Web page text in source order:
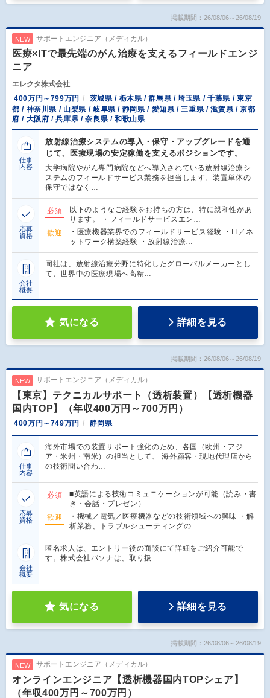
掲載期間：26/08/06～26/08/19
NEW サポートエンジニア（メディカル）
医療×ITで最先端のがん治療を支えるフィールドエンジ
ニア
エレクタ株式会社
400万円～799万円
茨城県 / 栃木県 / 群馬県 / 埼玉県 / 千葉県 / 東京
都 / 神奈川県 / 山梨県 / 岐阜県 / 静岡県 / 愛知県 / 三重県 / 滋賀県 / 京都
府 / 大阪府 / 兵庫県 / 奈良県 / 和歌山県
仕事
内容
放射線治療システムの導入・保守・アップグレードを通
じて、医療現場の安定稼働を支えるポジションです。
大学病院やがん専門病院などへ導入されている放射線治療シ
ステムのフィールドサービス業務を担当します。装置単体の
保守ではなく…
応募
資格
必須
以下のようなご経験をお持ちの方は、特に親和性があ
ります。 ・フィールドサービスエン…
歓迎
・医療機器業界でのフィールドサービス経験 ・IT／ネ
ットワーク構築経験 ・放射線治療…
会社
概要
同社は、放射線治療分野に特化したグローバルメーカーとし
て、世界中の医療現場へ高精…
気になる 詳細を見る
掲載期間：26/08/06～26/08/19
NEW サポートエンジニア（メディカル）
【東京】テクニカルサポート（透析装置）【透析機器
国内TOP】（年収400万円～700万円）
400万円～749万円 静岡県
仕事
内容
海外市場での装置サポート強化のため、各国（欧州・アジ
ア・米州・南米）の担当として、 海外顧客・現地代理店から
の技術問い合わ…
応募
資格
必須
■英語による技術コミュニケーションが可能（読み・書
き・会話・プレゼン）
歓迎
・機械／電気／医療機器などの技術領域への興味 ・解
析業務、トラブルシューティングの…
会社
概要
匿名求人は、エントリー後の面談にて詳細をご紹介可能で
す。株式会社パソナは、取り扱…
気になる 詳細を見る
掲載期間：26/08/06～26/08/19
NEW サポートエンジニア（メディカル）
オンラインエンジニア【透析機器国内TOPシェア】
（年収400万円～700万円）